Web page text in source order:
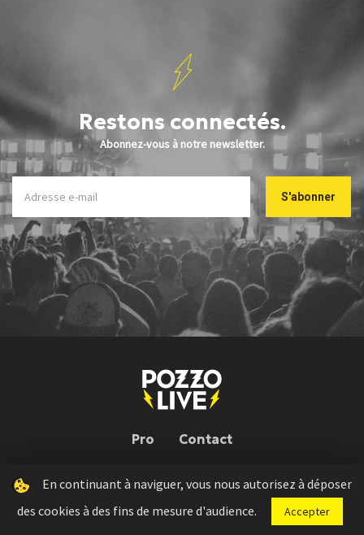
Restons connectés.
Abonnez-vous à notre newsletter.
Pro Contact
Pozzo Live © 2026 | Conception : Pozzo Team, avec l'aide deBloop
Press kit Règlement concours Mentions légales
En continuant à naviguer, vous nous autorisez à déposer
des cookies à des fins de mesure d'audience.
Accepter